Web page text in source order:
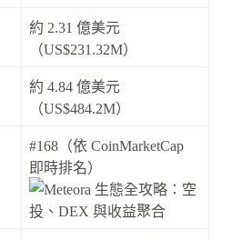
約 2.31 億美元
（US$231.32M）
約 4.84 億美元
（US$484.2M）
#168（依 CoinMarketCap
即時排名）